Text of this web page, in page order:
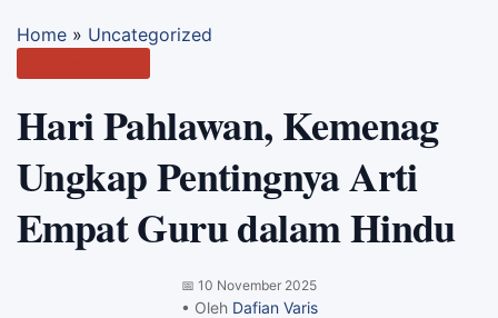
Home » Uncategorized
Hari Pahlawan, Kemenag
Ungkap Pentingnya Arti
Empat Guru dalam Hindu
📅 10 November 2025
• Oleh Dafian Varis